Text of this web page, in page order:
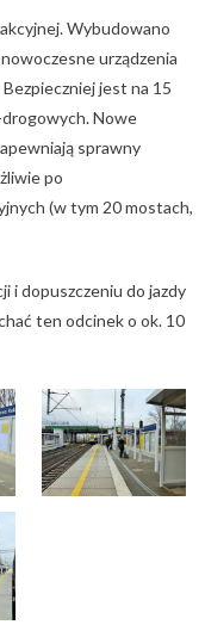
Wybudowano
urządzenia
jest na 15
Nowe
sprawny
po
(w tym 20 mostach,
i dopuszczeniu do jazdy
ten odcinek o ok. 10